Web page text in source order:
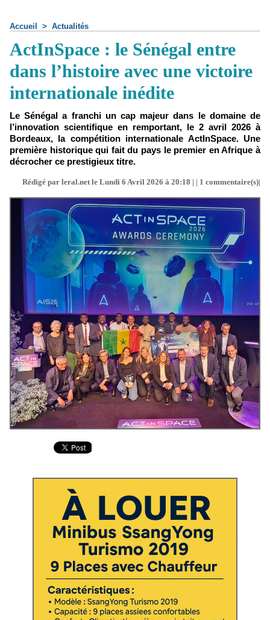
Accueil > Actualités
ActInSpace : le Sénégal entre
dans l’histoire avec une victoire
internationale inédite
Le Sénégal a franchi un cap majeur dans le domaine de
l’innovation scientifique en remportant, le 2 avril 2026 à
Bordeaux, la compétition internationale ActInSpace. Une
première historique qui fait du pays le premier en Afrique à
décrocher ce prestigieux titre.
Rédigé par leral.net le Lundi 6 Avril 2026 à 20:18 | | 1 commentaire(s)|